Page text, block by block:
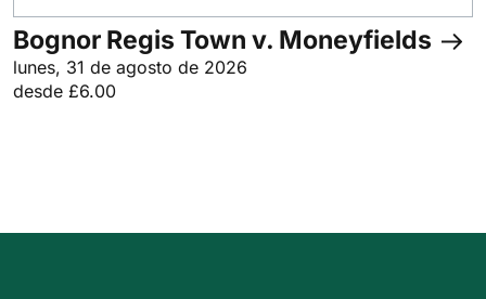
Bognor Regis Town v. Moneyfields
lunes, 31 de agosto de 2026
desde £6.00